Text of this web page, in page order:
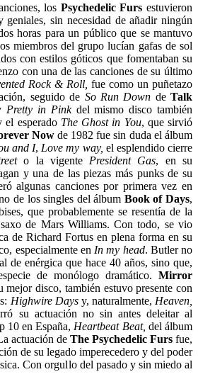
los Psychedelic Furs estuvieron
geniales, sin necesidad de añadir ningún
horas para un público que se mantuvo
miembros del grupo lucían gafas de sol
con estilos góticos que fomentaban su
con una de las canciones de su último
Rock & Roll, fue como un puñetazo
seguido de So Run Down deTalk
Pretty in Pink del mismo disco también
esperado The Ghost in You, que sirvió
Now de 1982 fue sin duda el álbum
and I, Love my way, el esplendido cierre
o la vigente President Gas, en su
y una de las piezas más punks de su
algunas canciones por primera vez en
de los singles del álbum Book of Days,
que probablemente se resentía de la
de Mars Williams. Con todo, se vio
de Richard Fortus en plena forma en su
especialmente en In my head. Butler no
de enérgica que hace 40 años, sino que,
de monólogo dramático. Mirror
mejor disco, también estuvo presente con
Highwire Daysy, naturalmente, Heaven,
su actuación no sin antes deleitar al
10 en España, Heartbeat Beat, del álbum
actuación de The Psychedelic Furs fue,
de su legado imperecedero y del poder
Con orgullo del pasado y sin miedo al